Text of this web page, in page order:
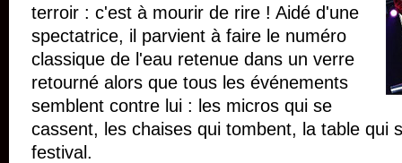
terroir : c'est à mourir de rire ! Aidé d'une
spectatrice, il parvient à faire le numéro
classique de l'eau retenue dans un verre
retourné alors que tous les événements
semblent contre lui : les micros qui se
cassent, les chaises qui tombent, la table qui
festival.